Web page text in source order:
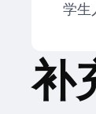
学生
补